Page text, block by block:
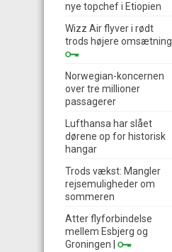
nye topchef i Etiopien
Wizz Air flyver i rødt
trods højere omsætning
Norwegian-koncernen
over tre millioner
passagerer
Lufthansa har slået
dørene op for historisk
hangar
Trods vækst: Mangler
rejsemuligheder om
sommeren
Atter flyforbindelse
mellem Esbjerg og
Groningen